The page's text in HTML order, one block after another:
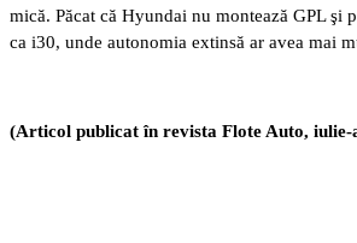
mică. Păcat că Hyundai nu montează GPL şi
ca i30, unde autonomia extinsă ar avea mai
(Articol publicat în revista Flote Auto, iulie-